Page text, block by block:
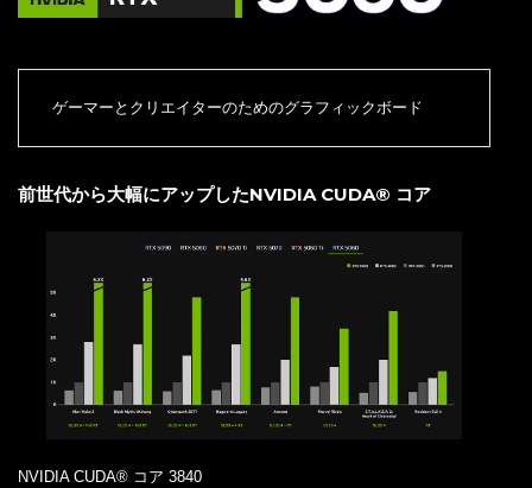
ゲーマーとクリエイターのためのグラフィックボード
前世代から大幅にアップしたNVIDIA CUDA® コア
NVIDIA CUDA® コア 3840